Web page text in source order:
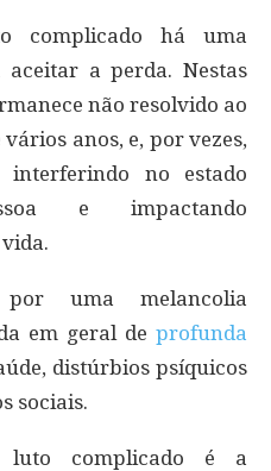
complicado há uma
a perda. Nestas
não resolvido ao
anos, e, por vezes,
no estado
e impactando
uma melancolia
em geral de profunda
distúrbios psíquicos
sociais.
luto complicado é a